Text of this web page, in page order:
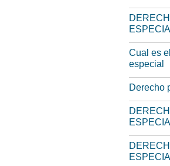
Cual es
especial
Derecho